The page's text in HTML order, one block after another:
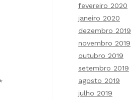
fevereiro 2020
janeiro 2020
dezembro 2019
novembro 2019
outubro 2019
setembro 2019
agosto 2019
julho 2019